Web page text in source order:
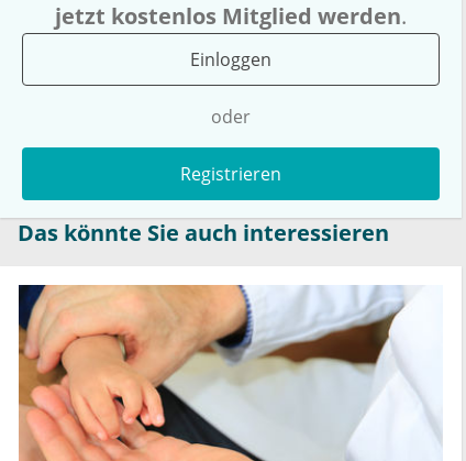
jetzt kostenlos Mitglied werden.
Einloggen
oder
Registrieren
Das könnte Sie auch interessieren